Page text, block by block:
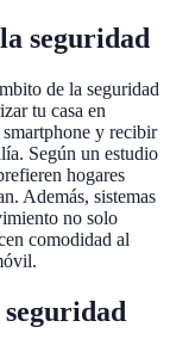
seguridad
de la seguridad
tu casa en
smartphone y recibir
Según un estudio
hogares
Además, sistemas
no solo
comodidad al